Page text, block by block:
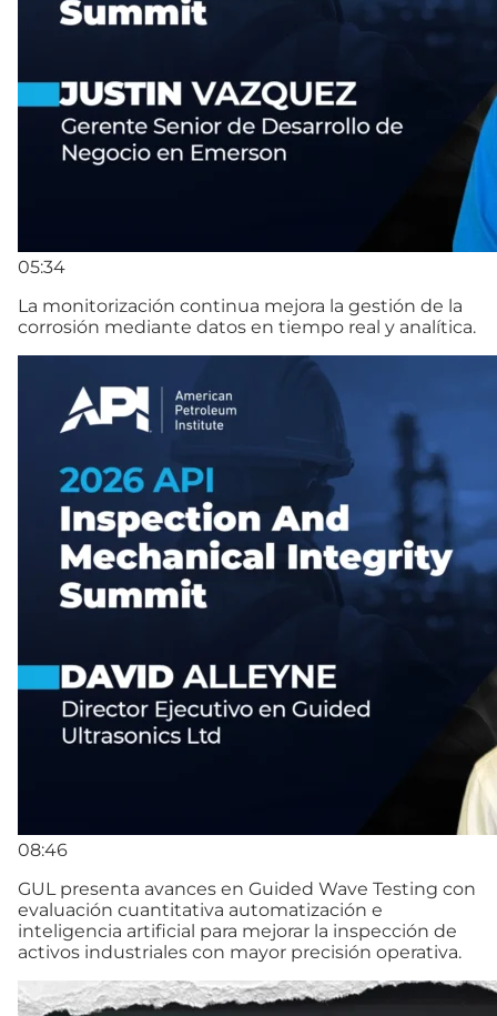
05:34
La monitorización continua mejora la gestión de la
corrosión mediante datos en tiempo real y analítica.
08:46
GUL presenta avances en Guided Wave Testing con
evaluación cuantitativa automatización e
inteligencia artificial para mejorar la inspección de
activos industriales con mayor precisión operativa.